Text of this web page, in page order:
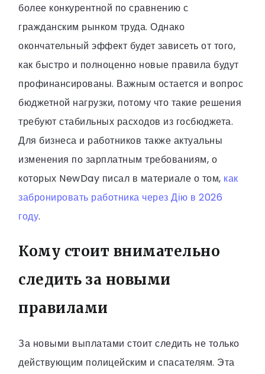
более конкурентной по сравнению с
гражданским рынком труда. Однако
окончательный эффект будет зависеть от того,
как быстро и полноценно новые правила будут
профинансированы. Важным остается и вопрос
бюджетной нагрузки, потому что такие решения
требуют стабильных расходов из госбюджета.
Для бизнеса и работников также актуальны
изменения по зарплатным требованиям, о
которых NewDay писал в материале о том, как
забронировать работника через Дію в 2026
году.
Кому стоит внимательно
следить за новыми
правилами
За новыми выплатами стоит следить не только
действующим полицейским и спасателям. Эта